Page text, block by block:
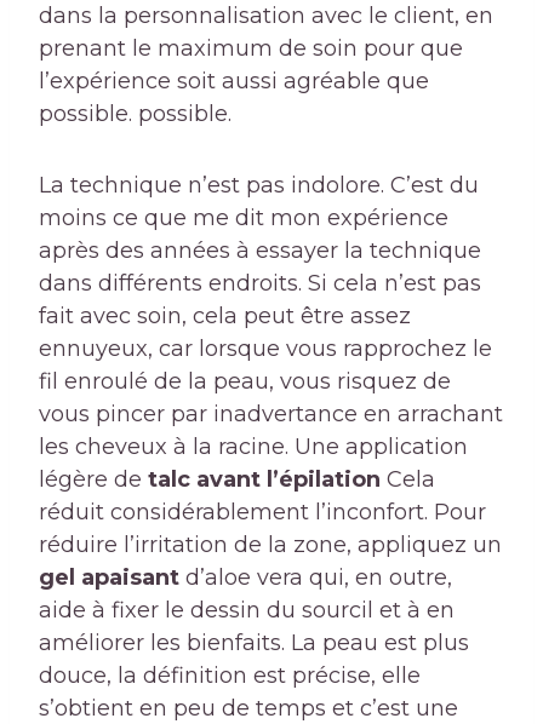
dans la personnalisation avec le client, en
prenant le maximum de soin pour que
l’expérience soit aussi agréable que
possible. possible.
La technique n’est pas indolore. C’est du
moins ce que me dit mon expérience
après des années à essayer la technique
dans différents endroits. Si cela n’est pas
fait avec soin, cela peut être assez
ennuyeux, car lorsque vous rapprochez le
fil enroulé de la peau, vous risquez de
vous pincer par inadvertance en arrachant
les cheveux à la racine. Une application
légère de talc avant l’épilation Cela
réduit considérablement l’inconfort. Pour
réduire l’irritation de la zone, appliquez un
gel apaisant d’aloe vera qui, en outre,
aide à fixer le dessin du sourcil et à en
améliorer les bienfaits. La peau est plus
douce, la définition est précise, elle
s’obtient en peu de temps et c’est une